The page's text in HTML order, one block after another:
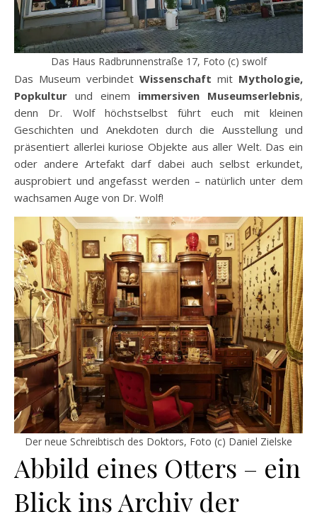
Das Haus Radbrunnenstraße 17, Foto (c) swolf
Das Museum verbindet Wissenschaft mit Mythologie,
Popkultur und einem immersiven Museumserlebnis,
denn Dr. Wolf höchstselbst führt euch mit kleinen
Geschichten und Anekdoten durch die Ausstellung und
präsentiert allerlei kuriose Objekte aus aller Welt. Das ein
oder andere Artefakt darf dabei auch selbst erkundet,
ausprobiert und angefasst werden – natürlich unter dem
wachsamen Auge von Dr. Wolf!
Der neue Schreibtisch des Doktors, Foto (c) Daniel Zielske
Abbild eines Otters – ein
Blick ins Archiv der